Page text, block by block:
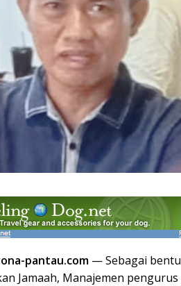
pantau.com — Sebagai
Jamaah, Manajemen pengurus